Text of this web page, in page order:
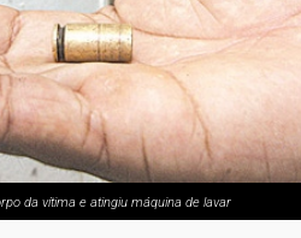
da vítima e atingiu máquina de lavar